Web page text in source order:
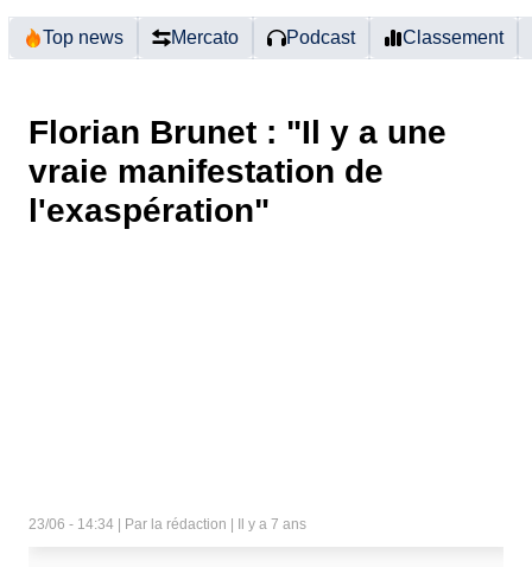
Top news Mercato Podcast Classement
Florian Brunet : "Il y a une
vraie manifestation de
l'exaspération"
23/06 - 14:34 | Par la rédaction | Il y a 7 ans